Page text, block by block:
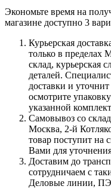
Экономьте время на
магазине доступно 3
Курьерская
только в пределах
склад, курьерская
деталей.
доставки и
осмотрите
указанной
Самовывоз со
Москва, 2-й
товар поступит на
Вами для
Доставим до
сотрудничаем с
Деловые линии,